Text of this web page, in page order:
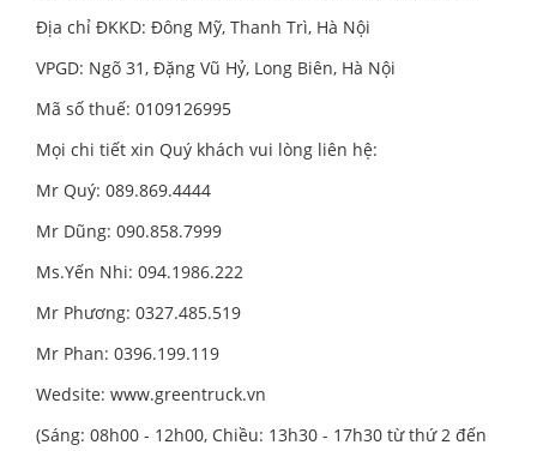
Địa chỉ ĐKKD: Đông Mỹ, Thanh Trì, Hà Nội
VPGD: Ngõ 31, Đặng Vũ Hỷ, Long Biên, Hà Nội
Mã số thuế: 0109126995
Mọi chi tiết xin Quý khách vui lòng liên hệ:
Mr Quý: 089.869.4444
Mr Dũng: 090.858.7999
Ms.Yến Nhi: 094.1986.222
Mr Phương: 0327.485.519
Mr Phan: 0396.199.119
Wedsite: www.greentruck.vn
(Sáng: 08h00 - 12h00, Chiều: 13h30 - 17h30 từ thứ 2 đến